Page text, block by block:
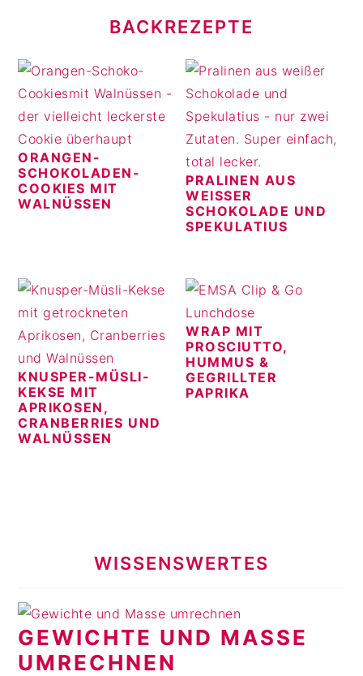
BACKREZEPTE
ORANGEN-
SCHOKOLADEN-
COOKIES MIT
WALNÜSSEN
PRALINEN AUS
WEISSER S
CHOKOLADE UND S
PEKULATIUS
KNUSPER-MÜSLI-
KEKSE MIT
APRIKOSEN,
CRANBERRIES UND
WALNÜSSEN
WRAP MIT
PROSCIUTTO,
HUMMUS &
GEGRILLTER
PAPRIKA
WISSENSWERTES
GEWICHTE UND MASSE U
MRECHNEN